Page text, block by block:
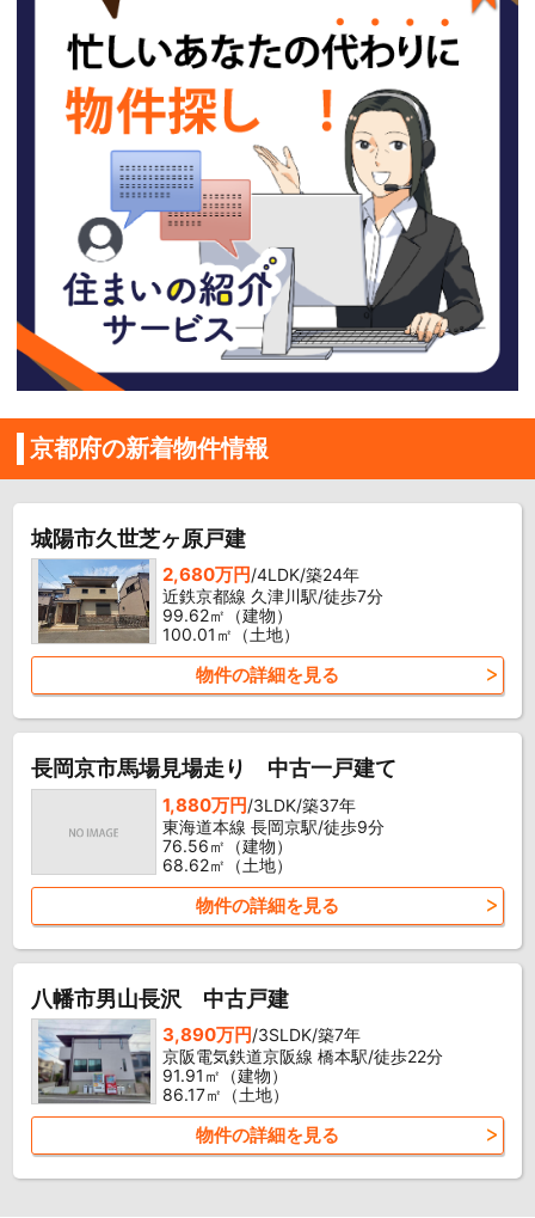
京都府の新着物件情報
城陽市久世芝ヶ原戸建
2,680万円/4LDK/築24年
近鉄京都線 久津川駅/徒歩7分
99.62㎡（建物）
100.01㎡（土地）
物件の詳細を見る
長岡京市馬場見場走り 中古一戸建て
1,880万円/3LDK/築37年
東海道本線 長岡京駅/徒歩9分
76.56㎡（建物）
68.62㎡（土地）
物件の詳細を見る
八幡市男山長沢 中古戸建
3,890万円/3SLDK/築7年
京阪電気鉄道京阪線 橋本駅/徒歩22分
91.91㎡（建物）
86.17㎡（土地）
物件の詳細を見る